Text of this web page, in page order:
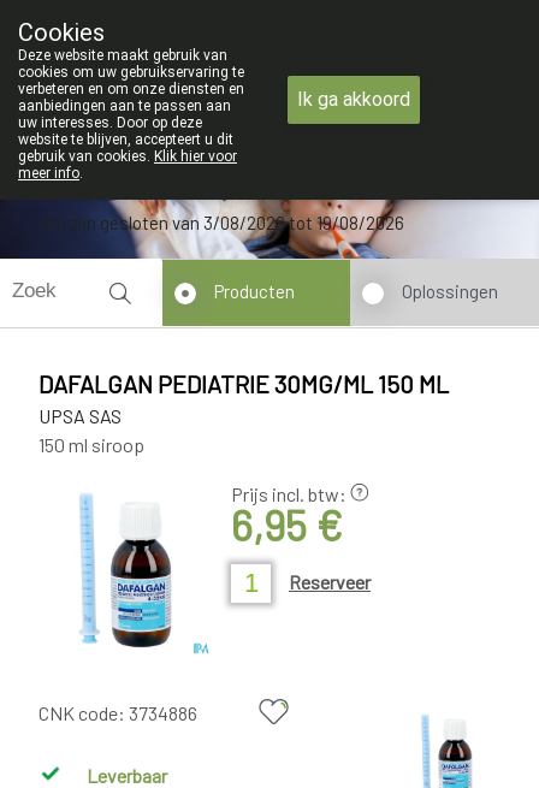
09 228 32 36
Wij zijn gesloten van 3/08/2026 tot 19/08/2026
Producten Oplossingen
DAFALGAN PEDIATRIE 30MG/ML 150 ML
UPSA SAS
150 ml siroop
Prijs incl. btw:
6,95 €
Reserveer
CNK code: 3734886
Leverbaar
Cookies
Deze website maakt gebruik van
cookies om uw gebruikservaring te
verbeteren en om onze diensten en
aanbiedingen aan te passen aan
uw interesses. Door op deze
website te blijven, accepteert u dit
gebruik van cookies. Klik hier voor
meer info.
Ik ga akkoord